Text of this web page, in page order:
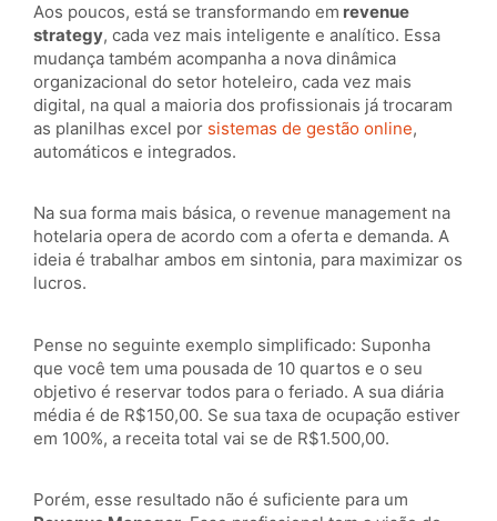
Aos poucos, está se transformando em revenue
strategy, cada vez mais inteligente e analítico. Essa
mudança também acompanha a nova dinâmica
organizacional do setor hoteleiro, cada vez mais
digital, na qual a maioria dos profissionais já trocaram
as planilhas excel por sistemas de gestão online,
automáticos e integrados.
Na sua forma mais básica, o revenue management na
hotelaria opera de acordo com a oferta e demanda. A
ideia é trabalhar ambos em sintonia, para maximizar os
lucros.
Pense no seguinte exemplo simplificado: Suponha
que você tem uma pousada de 10 quartos e o seu
objetivo é reservar todos para o feriado. A sua diária
média é de R$150,00. Se sua taxa de ocupação estiver
em 100%, a receita total vai se de R$1.500,00.
Porém, esse resultado não é suficiente para um